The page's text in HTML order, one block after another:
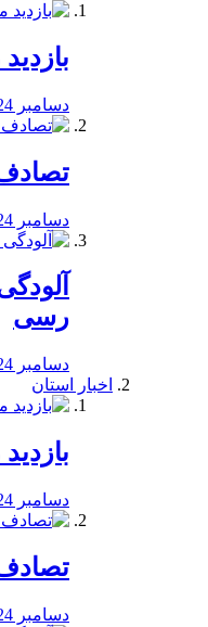
دسامبر 24, 2019
دسامبر 24, 2019
رسی
دسامبر 24, 2019
اخبار استان
دسامبر 24, 2019
دسامبر 24, 2019